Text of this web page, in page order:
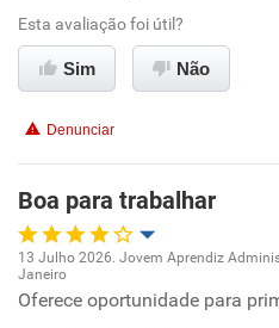
Conciliação com a vida familiar
Benefícios
Esta avaliação foi útil?
Sim Não
Denunciar
Boa para trabalhar
Oportunidade de promoção
13 Julho 2026. Jovem Aprendiz
Janeiro
Oferece oportunidade para